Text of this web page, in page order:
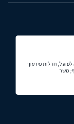
לפועל, חדלות פירעון-
משר